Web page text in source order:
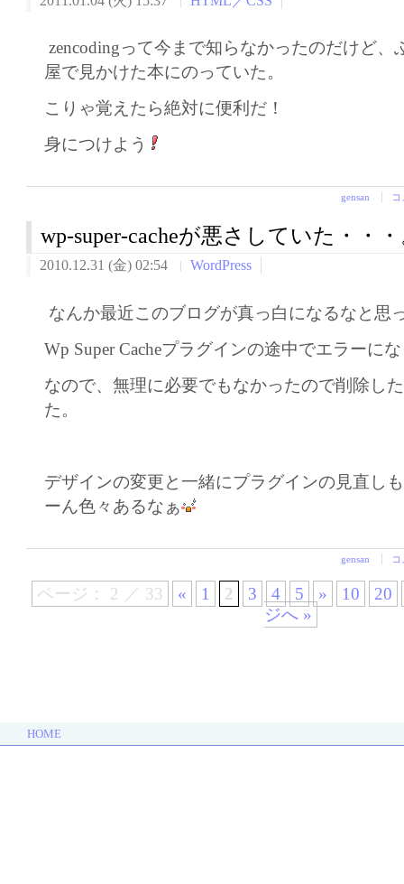
zencodingって今まで知らなかったのだけど、
屋で見かけた本にのっていた。
こりゃ覚えたら絶対に便利だ！
身につけよう
gensan
wp-super-cacheが悪さしていた・・
2010.12.31 (金) 02:54 WordPress
なんか最近このブログが真っ白になるなと思
Wp Super Cacheプラグインの途中でエラーに
なので、無理に必要でもなかったので削除し
た。
デザインの変更と一緒にプラグインの見直し
ーん色々あるなぁ
gensan
ページ： 2 ／ 33 « 1 2 3 4 5 » 10
20
ジへ »
HOME